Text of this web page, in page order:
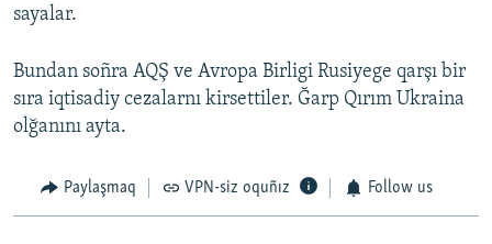
sayalar.
Bundan soñra AQŞ ve Avropa Birligi Rusiyege qarşı bir
sıra iqtisadiy cezalarnı kirsettiler. Ğarp Qırım Ukraina
olğanını ayta.
Paylaşmaq VPN-siz oquñız Follow us